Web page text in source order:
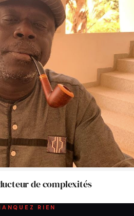
de complexités
RIEN